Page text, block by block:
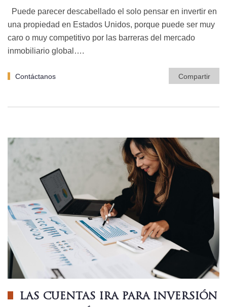
Puede parecer descabellado el solo pensar en invertir en
una propiedad en Estados Unidos, porque puede ser muy
caro o muy competitivo por las barreras del mercado
inmobiliario global….
Contáctanos Compartir
LAS CUENTAS IRA PARA INVERSIÓN